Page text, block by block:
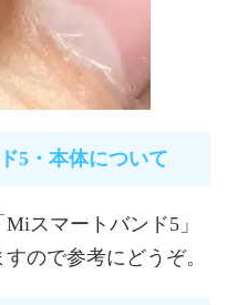
5・本体について
スマートバンド5」
ので参考にどうぞ。